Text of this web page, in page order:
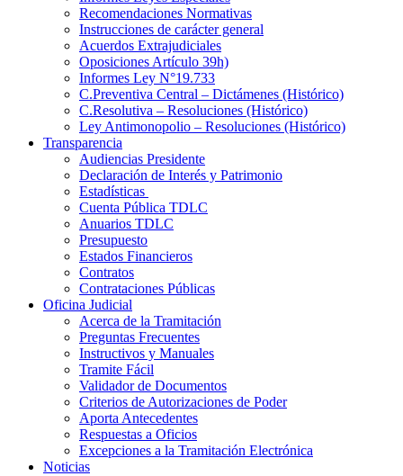
Recomendaciones Normativas
Instrucciones de carácter general
Acuerdos Extrajudiciales
Oposiciones Artículo 39h)
Informes Ley N°19.733
C.Preventiva Central – Dictámenes (Histórico)
C.Resolutiva – Resoluciones (Histórico)
Ley Antimonopolio – Resoluciones (Histórico)
Transparencia
Audiencias Presidente
Declaración de Interés y Patrimonio
Estadísticas
Cuenta Pública TDLC
Anuarios TDLC
Presupuesto
Estados Financieros
Contratos
Contrataciones Públicas
Oficina Judicial
Acerca de la Tramitación
Preguntas Frecuentes
Instructivos y Manuales
Tramite Fácil
Validador de Documentos
Criterios de Autorizaciones de Poder
Aporta Antecedentes
Respuestas a Oficios
Excepciones a la Tramitación Electrónica
Noticias